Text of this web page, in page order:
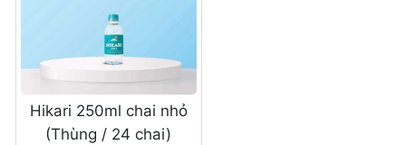
Hikari 250ml chai nhỏ
(Thùng / 24 chai)